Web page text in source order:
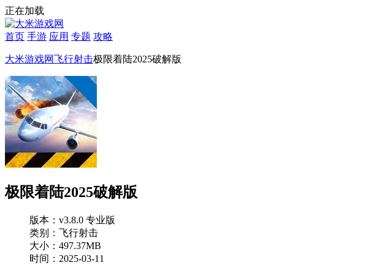
正在加载
首页 手游 应用 专题 攻略
大米游戏网飞行射击极限着陆2025破解版
极限着陆2025破解版
版本：v3.8.0 专业版
类别：飞行射击
大小：497.37MB
时间：2025-03-11